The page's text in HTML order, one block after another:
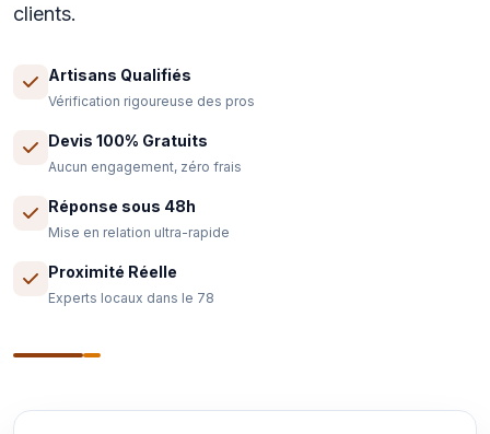
clients.
Artisans Qualifiés
Vérification rigoureuse des pros
Devis 100% Gratuits
Aucun engagement, zéro frais
Réponse sous 48h
Mise en relation ultra-rapide
Proximité Réelle
Experts locaux dans le 78